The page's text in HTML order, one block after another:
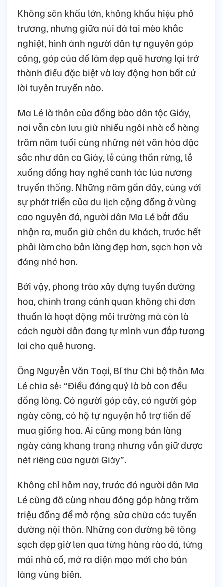
Không sân khấu lớn, không khẩu hiệu phô
trương, nhưng giữa núi đá tai mèo khắc
nghiệt, hình ảnh người dân tự nguyện góp
công, góp của để làm đẹp quê hương lại trở
thành điều đặc biệt và lay động hơn bất cứ
lời tuyên truyền nào.
Ma Lé là thôn của đồng bào dân tộc Giáy,
nơi vẫn còn lưu giữ nhiều ngôi nhà cổ hàng
trăm năm tuổi cùng những nét văn hóa đặc
sắc như dân ca Giáy, lễ cúng thần rừng, lễ
xuống đồng hay nghề canh tác lúa nương
truyền thống. Những năm gần đây, cùng với
sự phát triển của du lịch cộng đồng ở vùng
cao nguyên đá, người dân Ma Lé bắt đầu
nhận ra, muốn giữ chân du khách, trước hết
phải làm cho bản làng đẹp hơn, sạch hơn và
đáng nhớ hơn.
Bởi vậy, phong trào xây dựng tuyến đường
hoa, chỉnh trang cảnh quan không chỉ đơn
thuần là hoạt động môi trường mà còn là
cách người dân đang tự mình vun đắp tương
lai cho quê hương.
Ông Nguyễn Văn Toại, Bí thư Chi bộ thôn Ma
Lé chia sẻ: “Điều đáng quý là bà con đều
đồng lòng. Có người góp cây, có người góp
ngày công, có hộ tự nguyện hỗ trợ tiền để
mua giống hoa. Ai cũng mong bản làng
ngày càng khang trang nhưng vẫn giữ được
nét riêng của người Giáy”.
Không chỉ hôm nay, trước đó người dân Ma
Lé cũng đã cùng nhau đóng góp hàng trăm
triệu đồng để mở rộng, sửa chữa các tuyến
đường nội thôn. Những con đường bê tông
sạch đẹp giờ len qua từng hàng rào đá, từng
mái nhà cổ, mở ra diện mạo mới cho bản
làng vùng biên.